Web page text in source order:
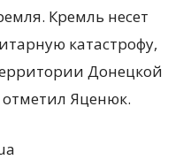
Кремль несет
катастрофу,
Донецкой
Яценюк.